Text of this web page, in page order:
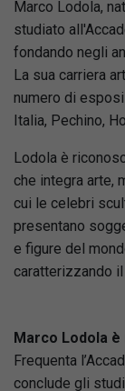
Marco Lodola,
studiato
fondando negli
La sua carriera
numero di
Italia, Pechino,
Lodola è
che integra arte,
cui le celebri
presentano
e figure del
caratterizzando
Marco Lodola è
Frequenta
conclude gli